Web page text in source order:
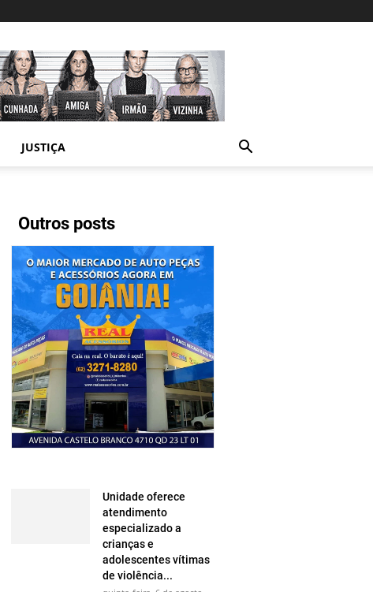
JUSTIÇA
Outros posts
Unidade oferece
atendimento
especializado a
crianças e
adolescentes vítimas
de violência...